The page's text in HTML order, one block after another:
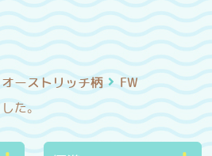
オーストリッチ柄
FW
た。